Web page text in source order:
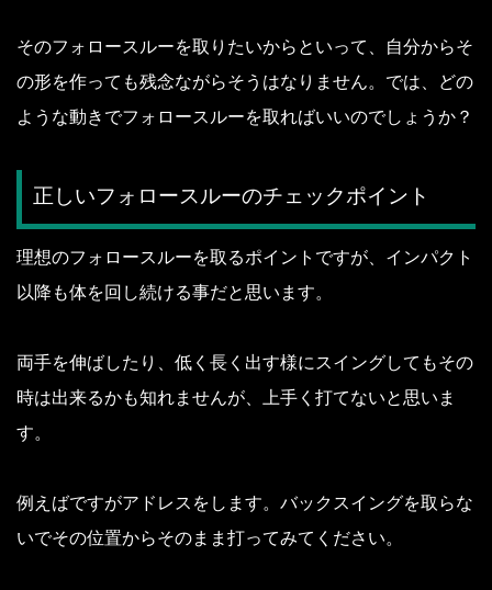
そのフォロースルーを取りたいからといって、自分からそ
の形を作っても残念ながらそうはなりません。 では、どの
ような動きでフォロースルーを取ればいいのでしょうか？
正しいフォロースルーのチェックポイント
理想のフォロースルーを取るポイントですが、インパクト
以降も体を回し続ける事だと思います。
両手を伸ばしたり、低く長く出す様にスイングしてもその
時は出来るかも知れませんが、上手く打てないと思いま
す。
例えばですがアドレスをします。バックスイングを取らな
いでその位置からそのまま打ってみてください。